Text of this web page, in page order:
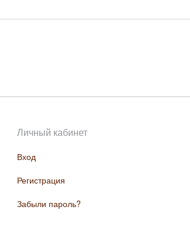
Личный кабинет
Вход
Регистрация
Забыли пароль?